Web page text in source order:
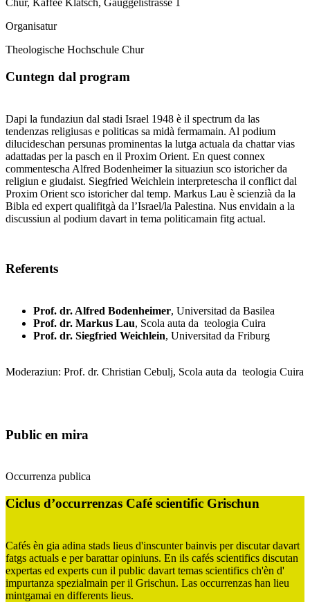
Chur, Kaffee Klatsch, Gäuggelistrasse 1
Organisatur
Theologische Hochschule Chur
Cuntegn dal program
Dapi la fundaziun dal stadi Israel 1948 è il spectrum da las
tendenzas religiusas e politicas sa midà fermamain. Al podium
dilucideschan persunas prominentas la lutga actuala da chattar vias
adattadas per la pasch en il Proxim Orient. En quest connex
commentescha Alfred Bodenheimer la situaziun sco istoricher da
religiun e giudaist. Siegfried Weichlein interpretescha il conflict dal
Proxim Orient sco istoricher dal temp. Markus Lau è scienzià da la
Bibla ed expert qualifitgà da l’Israel/la Palestina. Nus envidain a la
discussiun al podium davart in tema politicamain fitg actual.
Referents
Prof. dr. Alfred Bodenheimer, Universitad da Basilea
Prof. dr. Markus Lau, Scola auta da teologia Cuira
Prof. dr. Siegfried Weichlein, Universitad da Friburg
Moderaziun: Prof. dr. Christian Cebulj, Scola auta da teologia Cuira
Public en mira
Occurrenza publica
Ciclus d’occurrenzas Café scientific Grischun
Cafés èn gia adina stads lieus d'inscunter bainvis per discutar davart
fatgs actuals e per barattar opiniuns. En ils cafés scientifics discutan
expertas ed experts cun il public davart temas scientifics ch'èn d'
impurtanza spezialmain per il Grischun. Las occurrenzas han lieu
mintgamai en differents lieus.